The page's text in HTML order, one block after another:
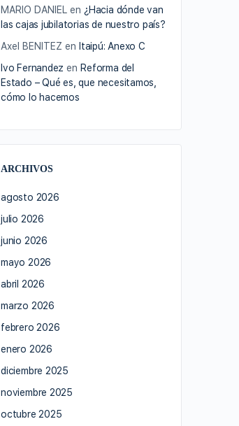
MARIO DANIEL en ¿Hacia dónde van
las cajas jubilatorias de nuestro país?
Axel BENITEZ en Itaipú: Anexo C
Ivo Fernandez en Reforma del
Estado – Qué es, que necesitamos,
cómo lo hacemos
ARCHIVOS
agosto 2026
julio 2026
junio 2026
mayo 2026
abril 2026
marzo 2026
febrero 2026
enero 2026
diciembre 2025
noviembre 2025
octubre 2025